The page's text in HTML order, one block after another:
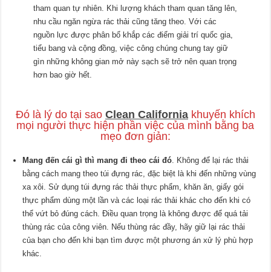
tham quan tự nhiên. Khi lượng khách tham quan tăng lên,
nhu cầu ngăn ngừa rác thải cũng tăng theo. Với các
nguồn lực được phân bổ khắp các điểm giải trí quốc gia,
tiểu bang và cộng đồng, việc công chúng chung tay giữ
gìn những không gian mở này sạch sẽ trở nên quan trọng
hơn bao giờ hết.
Đó là lý do tại sao Clean Californiakhuyến khích
mọi người thực hiện phần việc của mình bằng ba
mẹo đơn giản:
Mang đến cái gì thì mang đi theo cái đó . Không để lại rác thải
bằng cách mang theo túi đựng rác, đặc biệt là khi đến những vùng
xa xôi. Sử dụng túi đựng rác thải thực phẩm, khăn ăn, giấy gói
thực phẩm dùng một lần và các loại rác thải khác cho đến khi có
thể vứt bỏ đúng cách. Điều quan trọng là không được để quá tải
thùng rác của công viên. Nếu thùng rác đầy, hãy giữ lại rác thải
của bạn cho đến khi bạn tìm được một phương án xử lý phù hợp
khác.